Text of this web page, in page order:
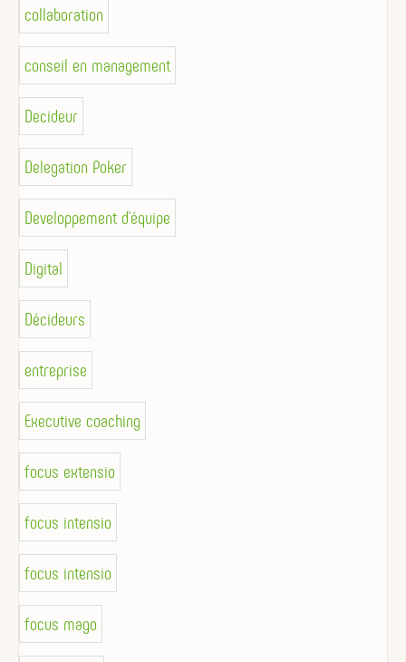
collaboration
conseil en management
Decideur
Delegation Poker
Developpement d'équipe
Digital
Décideurs
entreprise
Executive coaching
focus extensio
focus intensio
focus intensio
focus mago